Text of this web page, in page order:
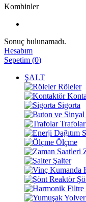
Kombinler
Sonuç bulunamadı.
Hesabım
Sepetim (0)
ŞALT
Röleler
Sigorta
Trafolar
Ölçme
Şalter